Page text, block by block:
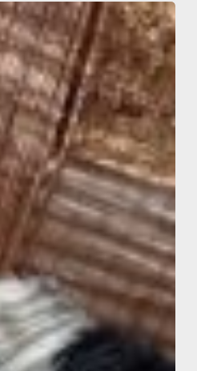
BANDO
DI
GARA
/
APPEL
D’OFFRES